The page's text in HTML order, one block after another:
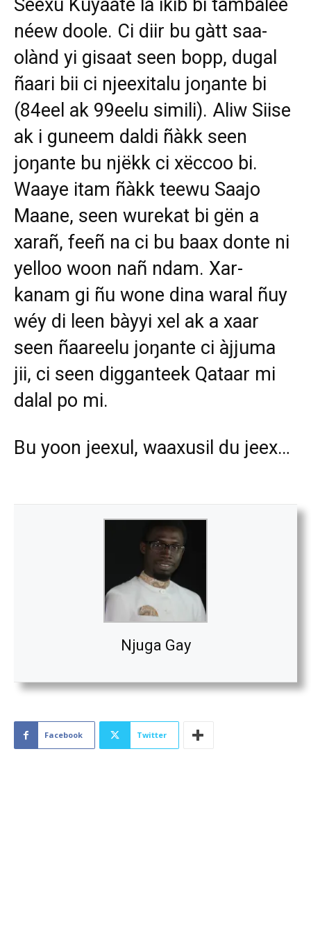
Séexu Kuyaate la ikib bi tàmbalee
néew doole. Ci diir bu gàtt saa-
olànd yi gisaat seen bopp, dugal
ñaari bii ci njeexitalu joŋante bi
(84eel ak 99eelu simili). Aliw Siise
ak i guneem daldi ñàkk seen
joŋante bu njëkk ci xëccoo bi.
Waaye itam ñàkk teewu Saajo
Maane, seen wurekat bi gën a
xarañ, feeñ na ci bu baax donte ni
yelloo woon nañ ndam. Xar-
kanam gi ñu wone dina waral ñuy
wéy di leen bàyyi xel ak a xaar
seen ñaareelu joŋante ci àjjuma
jii, ci seen digganteek Qataar mi
dalal po mi.
Bu yoon jeexul, waaxusil du jeex…
Njuga Gay
Facebook Twitter